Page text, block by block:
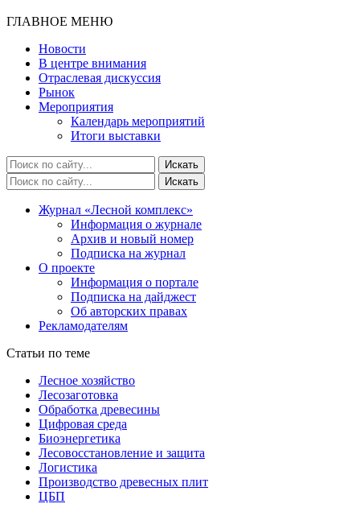
ГЛАВНОЕ МЕНЮ
Новости
В центре внимания
Отраслевая дискуссия
Рынок
Мероприятия
Календарь мероприятий
Итоги выставки
Журнал «Лесной комплекс»
Информация о журнале
Архив и новый номер
Подписка на журнал
О проекте
Информация о портале
Подписка на дайджест
Об авторских правах
Рекламодателям
Статьи по теме
Лесное хозяйство
Лесозаготовка
Обработка древесины
Цифровая среда
Биоэнергетика
Лесовосстановление и защита
Логистика
Производство древесных плит
ЦБП